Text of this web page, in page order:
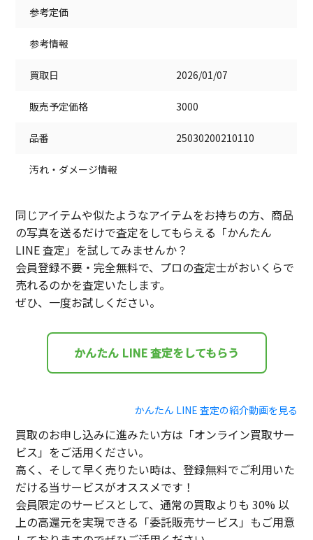
参考定価
参考情報
買取日 2026/01/07
販売予定価格 3000
品番 25030200210110
汚れ・ダメージ情報
同じアイテムや似たようなアイテムをお持ちの方、商品
の写真を送るだけで査定をしてもらえる「かんたん
LINE 査定」を試してみませんか？
会員登録不要・完全無料で、プロの査定士がおいくらで
売れるのかを査定いたします。
ぜひ、一度お試しください。
かんたん LINE 査定をしてもらう
かんたん LINE 査定の紹介動画を見る
買取のお申し込みに進みたい方は「オンライン買取サー
ビス」をご活用ください。
高く、そして早く売りたい時は、登録無料でご利用いた
だける当サービスがオススメです！
会員限定のサービスとして、通常の買取よりも 30% 以
上の高還元を実現できる「委託販売サービス」もご用意